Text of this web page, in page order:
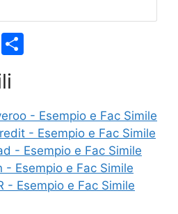
E
di
vi
di
- Esempio e Fac Simile
- Esempio e Fac Simile
- Esempio e Fac Simile
- Esempio e Fac Simile
- Esempio e Fac Simile